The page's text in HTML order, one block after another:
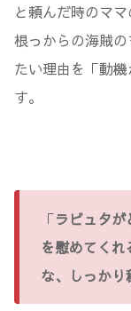
と頼んだ時のママ
根っからの海賊
たい理由を「動
す。
「ラピュタ
を慰めてく
な、しっかり